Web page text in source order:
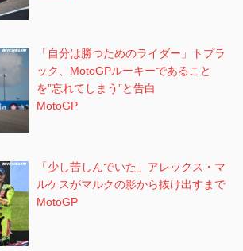
「自分は勝つためのライダー」トプラ
ック、MotoGPルーキーであること
を”忘れてしまう”と告白
MotoGP
「少し苦しんでいた」アレックス・マ
ルケスがマルクの影から抜け出すまで
MotoGP